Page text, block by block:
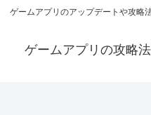
ゲームアプリのアップデートや攻略
ゲームアプリの攻略